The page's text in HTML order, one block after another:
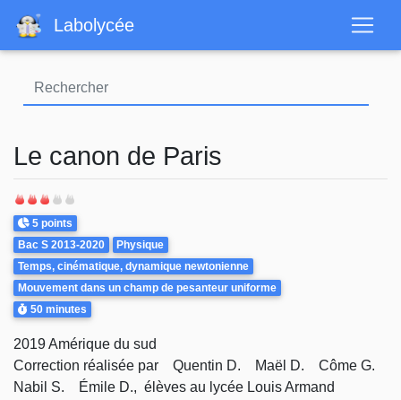
contenu
Labolycée
Le canon de Paris
Points
5 points
Theme
Bac S 2013-2020
Physique
Temps, cinématique, dynamique newtonienne
Mouvement dans un champ de pesanteur uniforme
Durée
50 minutes
2019 Amérique du sud
Correction réalisée par Quentin D. Maël D. Côme G.
Nabil S. Émile D., élèves au lycée Louis Armand